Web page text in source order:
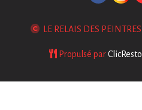
LE RELAIS DES PEINTRES
Propulsé parClicResto